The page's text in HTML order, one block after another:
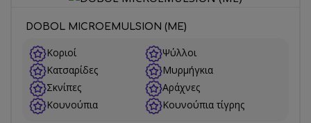
DOBOL MICROEMULSION (ME)
Κοριοί
Ψύλλοι
Κατσαρίδες
Μυρμήγκια
Σκνίπες
Αράχνες
Κουνούπια
Κουνούπια τίγρης